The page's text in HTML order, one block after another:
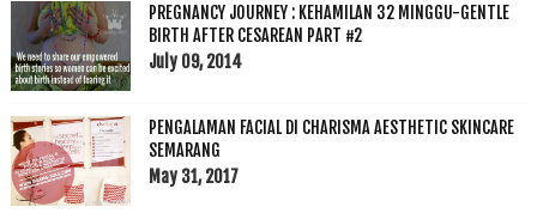
PREGNANCY JOURNEY : KEHAMILAN 32 MINGGU-GENTLE
BIRTH AFTER CESAREAN PART #2
July 09, 2014
PENGALAMAN FACIAL DI CHARISMA AESTHETIC SKINCARE
SEMARANG
May 31, 2017